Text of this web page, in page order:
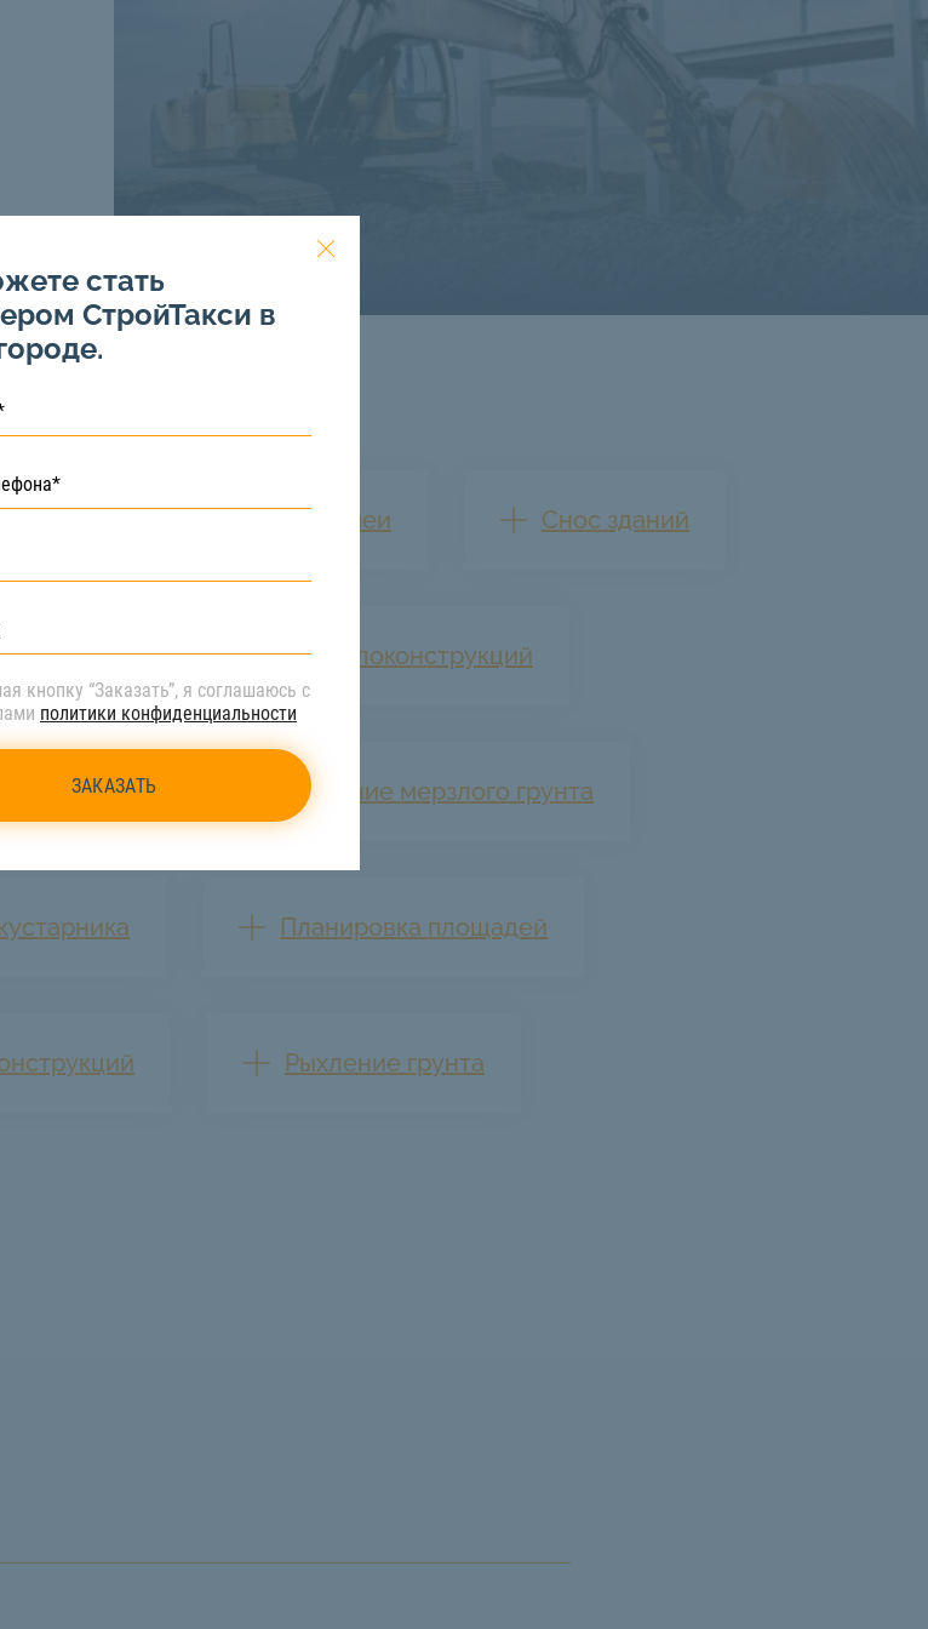
Разработка траншеи Снос зданий
Демонтаж металлоконструкций
грунта Рыхление мерзлого грунта
Планировка площадей
Рыхление грунта
стать
СтройТакси в
кнопку “Заказать”, я соглашаюсь с
политики конфиденциальности